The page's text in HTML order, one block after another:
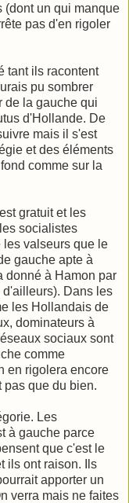
(dont un qui manque
pas d'en rigoler
tant ils racontent
pu sombrer
de la gauche qui
d'Hollande. De
mais il s'est
et des éléments
comme sur la
gratuit et les
socialistes
les valseurs que le
gauche apte à
donné à Hamon par
d'ailleurs). Dans les
les Hollandais de
dominateurs à
sociaux sont
comme
en rigolera encore
pas que du bien.
Les
à gauche parce
que c'est le
ils ont raison. Ils
apporter un
verra mais ne faites